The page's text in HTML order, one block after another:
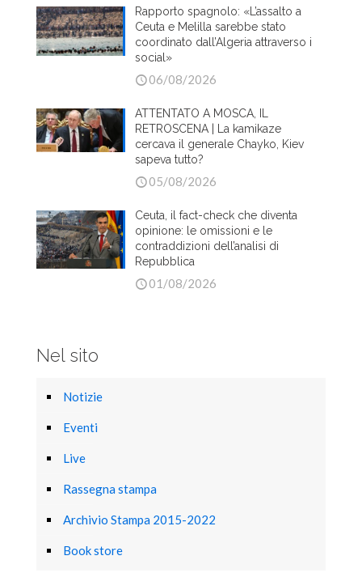
Rapporto spagnolo: «L’assalto a
Ceuta e Melilla sarebbe stato
coordinato dall’Algeria attraverso i
social»
06/08/2026
ATTENTATO A MOSCA, IL
RETROSCENA | La kamikaze
cercava il generale Chayko, Kiev
sapeva tutto?
05/08/2026
Ceuta, il fact-check che diventa
opinione: le omissioni e le
contraddizioni dell’analisi di
Repubblica
01/08/2026
Nel sito
Notizie
Eventi
Live
Rassegna stampa
Archivio Stampa 2015-2022
Book store